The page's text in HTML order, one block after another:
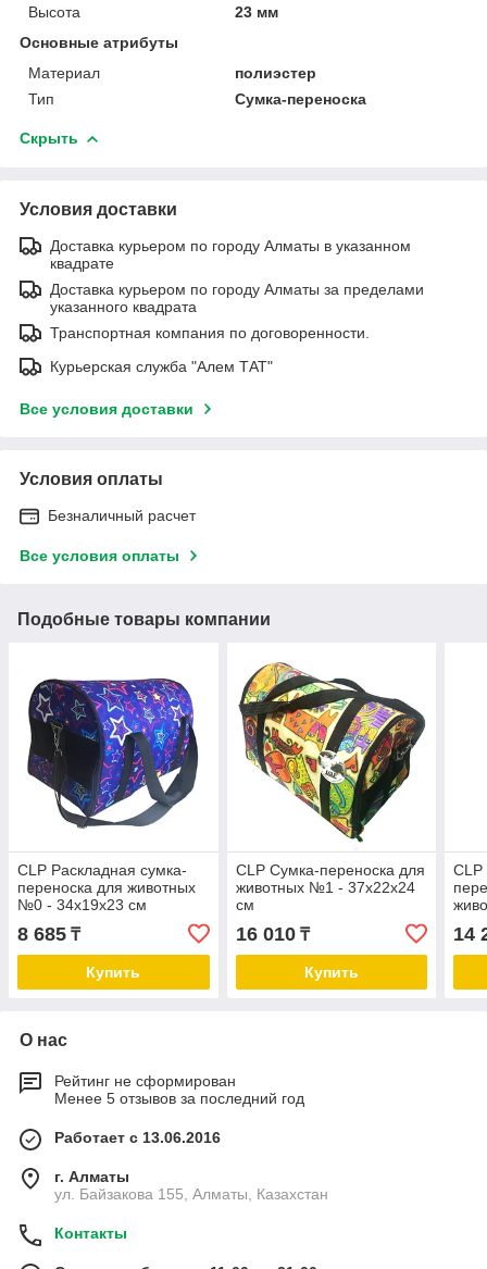
Высота
23 мм
Основные атрибуты
Материал
полиэстер
Тип
Сумка-переноска
Скрыть
Условия доставки
Доставка курьером по городу Алматы в указанном
квадрате
Доставка курьером по городу Алматы за пределами
указанного квадрата
Транспортная компания по договоренности.
Курьерская служба "Алем ТАТ"
Все условия доставки
Условия оплаты
Безналичный расчет
Все условия оплаты
Подобные товары компании
CLP Раскладная cумка-
переноска для животных
№0 - 34х19х23 см
8 685 ₸
Купить
CLP Сумка-переноска для
животных №1 - 37х22х24
см
16 010₸
Купить
CLP
14
О нас
Рейтинг не сформирован
Менее 5 отзывов за последний год
Работает с 13.06.2016
г. Алматы
ул. Байзакова 155, Алматы, Казахстан
Контакты